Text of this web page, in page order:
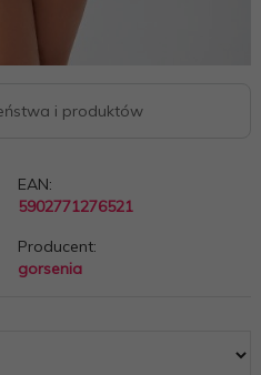
i produktów
EAN:
5902771276521
Producent:
gorsenia